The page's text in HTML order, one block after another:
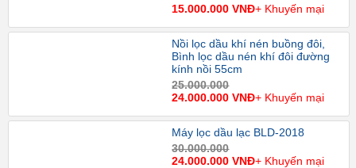
15.000.000 VNĐ+ Khuyến mại
Nồi lọc dầu khí nén buồng đôi,
Bình lọc dầu nén khí đôi đường
kính nồi 55cm
25.000.000
24.000.000 VNĐ+ Khuyến mại
Máy lọc dầu lạc BLD-2018
30.000.000
24.000.000 VNĐ+ Khuyến mại